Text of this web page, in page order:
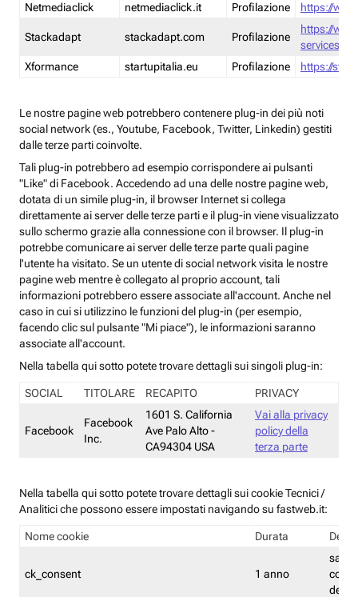
Netmediaclick
netmediaclick.it Profilazione https://
Stackadapt stackadapt.com Profilazione
https://
services-
Xformance
startupitalia.eu Profilazione https://
Le nostre pagine web potrebbero contenere plug-in dei più noti
social network (es., Youtube, Facebook, Twitter, Linkedin) gestiti
dalle terze parti coinvolte.
Tali plug-in potrebbero ad esempio corrispondere ai pulsanti
"Like" di Facebook. Accedendo ad una delle nostre pagine web,
dotata di un simile plug-in, il browser Internet si collega
direttamente ai server delle terze parti e il plug-in viene visualizzato
sullo schermo grazie alla connessione con il browser. Il plug-in
potrebbe comunicare ai server delle terze parte quali pagine
l'utente ha visitato. Se un utente di social network visita le nostre
pagine web mentre è collegato al proprio account, tali
informazioni potrebbero essere associate all'account. Anche nel
caso in cui si utilizzino le funzioni del plug-in (per esempio,
facendo clic sul pulsante "Mi piace"), le informazioni saranno
associate all'account.
Nella tabella qui sotto potete trovare dettagli sui singoli plug-in:
SOCIAL TITOLARE RECAPITO PRIVACY
Facebook
Facebook
Inc.
1601 S. California
Ave Palo Alto -
CA94304 USA
Vai alla privacy
policy della
terza parte
Nella tabella qui sotto potete trovare dettagli sui cookie Tecnici /
Analitici che possono essere impostati navigando su fastweb.it:
Nome cookie Durata
ck_consent 1 anno
salva
dei